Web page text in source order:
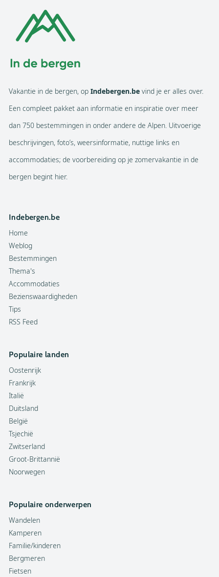
Vakantie in de bergen, op Indebergen.be vind je er alles over.
Een compleet pakket aan informatie en inspiratie over meer
dan 750 bestemmingen in onder andere de Alpen. Uitvoerige
beschrijvingen, foto’s, weersinformatie, nuttige links en
accommodaties; de voorbereiding op je zomervakantie in de
bergen begint hier.
Indebergen.be
Home
Weblog
Bestemmingen
Thema's
Accommodaties
Bezienswaardigheden
Tips
RSS Feed
Populaire landen
Oostenrijk
Frankrijk
Italië
Duitsland
België
Tsjechië
Zwitserland
Groot-Brittannië
Noorwegen
Populaire onderwerpen
Wandelen
Kamperen
Familie/kinderen
Bergmeren
Fietsen